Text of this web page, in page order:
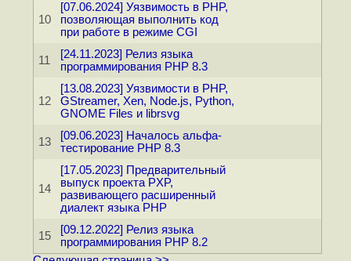
10
[07.06.2024] Уязвимость в PHP,
позволяющая выполнить код
при работе в режиме CGI
11
[24.11.2023] Релиз языка
программирования PHP 8.3
12
[13.08.2023] Уязвимости в PHP,
GStreamer, Xen, Node.js, Python,
GNOME Files и librsvg
13
[09.06.2023] Началось альфа-
тестирование PHP 8.3
14
[17.05.2023] Предварительный
выпуск проекта PXP,
развивающего расширенный
диалект языка PHP
15
[09.12.2022] Релиз языка
программирования PHP 8.2